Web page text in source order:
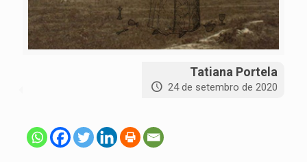
Tatiana Portela
24 de setembro de 2020